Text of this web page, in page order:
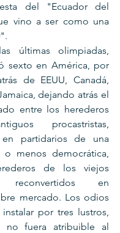
del "Ecuador del
vino a ser como una
últimas olimpiadas,
sexto en América, por
de EEUU, Canadá,
dejando atrás el
entre los herederos
procastristas,
en partidarios de una
o menos democrática,
de los viejos
reconvertidos en
mercado. Los odios
por tres lustros,
fuera atribuible al